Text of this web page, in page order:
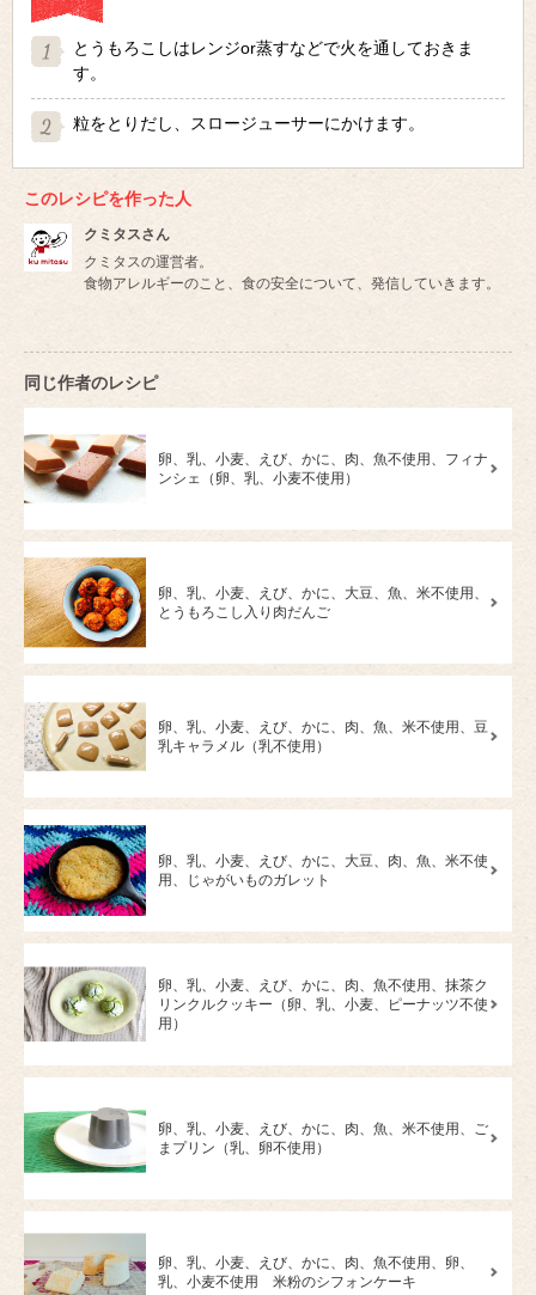
とうもろこしはレンジor蒸すなどで火を通しておきま
す。
粒をとりだし、スロージューサーにかけます。
このレシピを作った人
クミタスさん
クミタスの運営者。
食物アレルギーのこと、食の安全について、発信していきます。
同じ作者のレシピ
卵、乳、小麦、えび、かに、肉、魚不使用、フィナ
ンシェ（卵、乳、小麦不使用）
卵、乳、小麦、えび、かに、大豆、魚、米不使用、
とうもろこし入り肉だんご
卵、乳、小麦、えび、かに、肉、魚、米不使用、豆
乳キャラメル（乳不使用）
卵、乳、小麦、えび、かに、大豆、肉、魚、米不使
用、じゃがいものガレット
卵、乳、小麦、えび、かに、肉、魚不使用、抹茶ク
リンクルクッキー（卵、乳、小麦、ピーナッツ不使
用）
卵、乳、小麦、えび、かに、肉、魚、米不使用、ご
まプリン（乳、卵不使用）
卵、乳、小麦、えび、かに、肉、魚不使用、卵、
乳、小麦不使用 米粉のシフォンケーキ